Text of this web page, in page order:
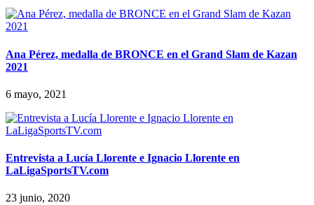
Ana Pérez, medalla de BRONCE en el Grand Slam de Kazan
2021
6 mayo, 2021
Entrevista a Lucía Llorente e Ignacio Llorente en
LaLigaSportsTV.com
23 junio, 2020